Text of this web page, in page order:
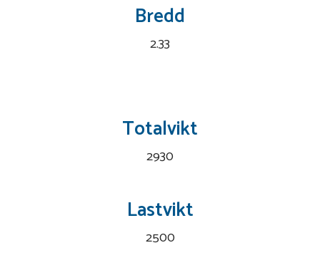
Bredd
2.33
Totalvikt
2930
Lastvikt
2500